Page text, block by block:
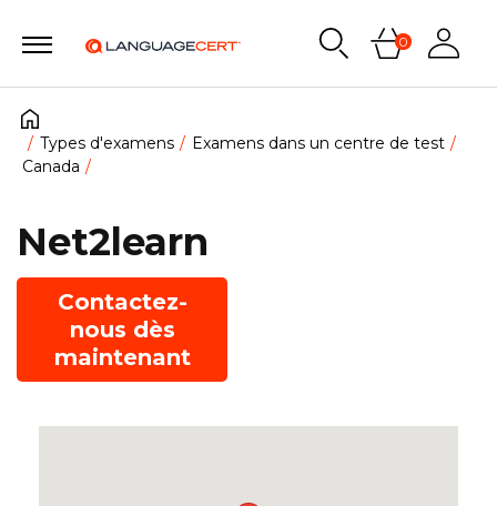
0
Types d'examens
Examens dans un centre de test
Canada
Net2learn
Contactez-
nous dès
maintenant